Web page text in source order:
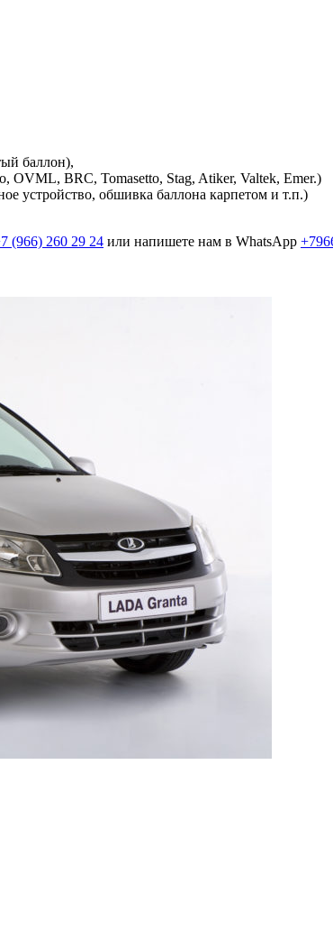
баллон),
OVML, BRC, Tomasetto, Stag, Atiker, Valtek, Emer.)
устройство, обшивка баллона карпетом и т.п.)
(966) 260 29 24 или напишете нам в WhatsApp